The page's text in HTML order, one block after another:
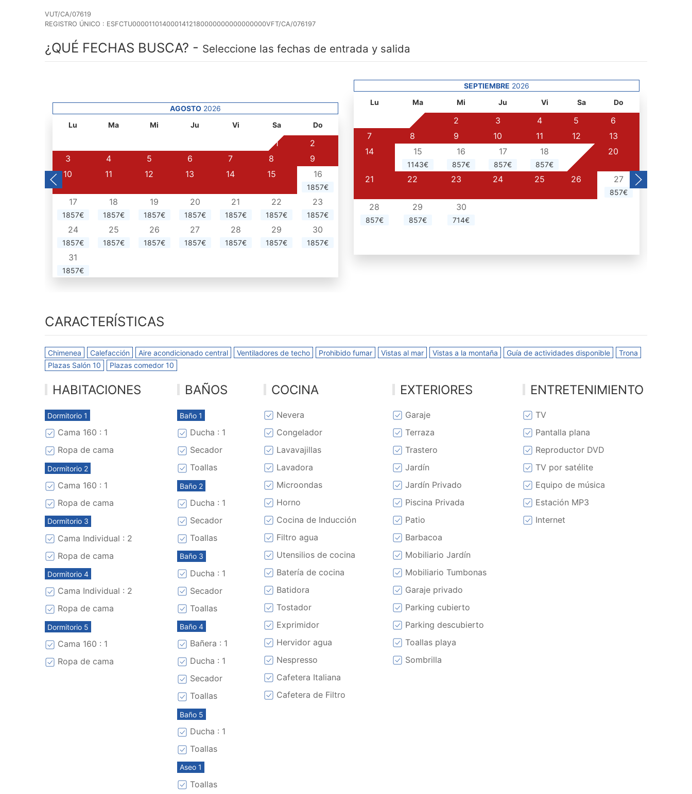
VUT/CA/07619
REGISTRO ÚNICO : ESFCTU0000110140001412180000000000000000VFT/CA/076197
¿QUÉ FECHAS BUSCA? - Seleccione las fechas de entrada y salida
AGOSTO 2026
Lu
Ma Mi Ju Vi Sa Do
1
2
3
4 5 6 7 8
9
10
11 12 13 14 15 16
1857€
17
1857€
18
1857€
19
1857€
20
1857€
21
1857€
22
1857€
23
1857€
24
1857€
25
1857€
26
1857€
27
1857€
28
1857€
29
1857€
30
1857€
31
1857€
SEPTIEMBRE 2026
Lu
Ma Mi Ju Vi Sa Do
2 3 4 5
6
7
8 9 10 11 12
13
14
15
1143€
16
857€
17
857€
18
857€
20
21 22 23 24 25 26 27
857€
28
857€
29
857€
30
714€
CARACTERÍSTICAS
Chimenea Calefacción Aire acondicionado central Ventiladores de techo Prohibido fumar Vistas al mar Vistas a la montaña Guía de actividades disponible
Trona
Plazas Salón 10
Plazas comedor 10
HABITACIONES
Dormitorio 1
Cama 160 : 1
Ropa de cama
Dormitorio 2
Cama 160 : 1
Ropa de cama
Dormitorio 3
Cama Individual : 2
Ropa de cama
Dormitorio 4
Cama Individual : 2
Ropa de cama
Dormitorio 5
Cama 160 : 1
Ropa de cama
BAÑOS
Baño 1
Ducha : 1
Secador
Toallas
Baño 2
Ducha : 1
Secador
Toallas
Baño 3
Ducha : 1
Secador
Toallas
Baño 4
Bañera : 1
Ducha : 1
Secador
Toallas
Baño 5
Ducha : 1
Toallas
Aseo 1
Toallas
COCINA
Nevera
Congelador
Lavavajillas
Lavadora
Microondas
Horno
Cocina de Inducción
Filtro agua
Utensilios de cocina
Batería de cocina
Batidora
Tostador
Exprimidor
Hervidor agua
Nespresso
Cafetera Italiana
Cafetera de Filtro
EXTERIORES
Garaje
Terraza
Trastero
Jardín
Jardín Privado
Piscina Privada
Patio
Barbacoa
Mobiliario Jardín
Mobiliario Tumbonas
Garaje privado
Parking cubierto
Parking descubierto
Toallas playa
Sombrilla
ENTRETENIMIENTO
TV
Pantalla plana
Reproductor DVD
TV por satélite
Equipo de música
Estación MP3
Internet